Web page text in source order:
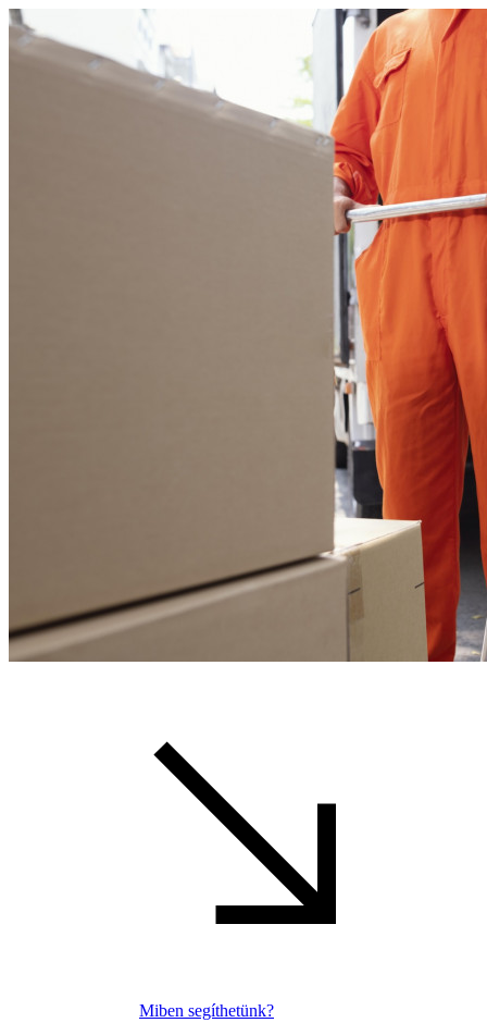
Miben segíthetünk?